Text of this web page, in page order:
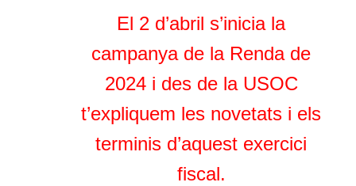
El 2 d’abril s’inicia la
campanya de la Renda de
2024 i des de la USOC
t’expliquem les novetats i els
terminis d’aquest exercici
fiscal.